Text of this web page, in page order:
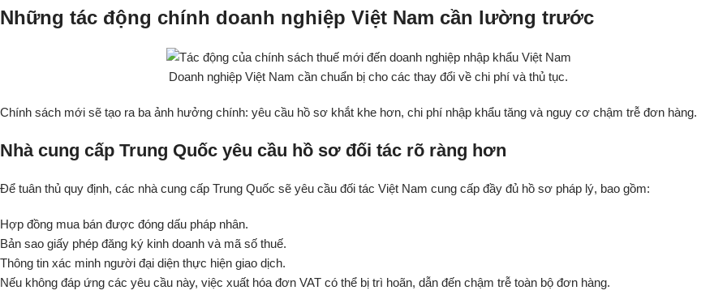
Những tác động chính doanh nghiệp Việt Nam cần lường trước
Doanh nghiệp Việt Nam cần chuẩn bị cho các thay đổi về chi phí và thủ tục.
Chính sách mới sẽ tạo ra ba ảnh hưởng chính: yêu cầu hồ sơ khắt khe hơn, chi phí nhập khẩu tăng và nguy cơ chậm trễ đơn hàng.
Nhà cung cấp Trung Quốc yêu cầu hồ sơ đối tác rõ ràng hơn
Để tuân thủ quy định, các nhà cung cấp Trung Quốc sẽ yêu cầu đối tác Việt Nam cung cấp đầy đủ hồ sơ pháp lý, bao gồm:
Hợp đồng mua bán được đóng dấu pháp nhân.
Bản sao giấy phép đăng ký kinh doanh và mã số thuế.
Thông tin xác minh người đại diện thực hiện giao dịch.
Nếu không đáp ứng các yêu cầu này, việc xuất hóa đơn VAT có thể bị trì hoãn, dẫn đến chậm trễ toàn bộ đơn hàng.